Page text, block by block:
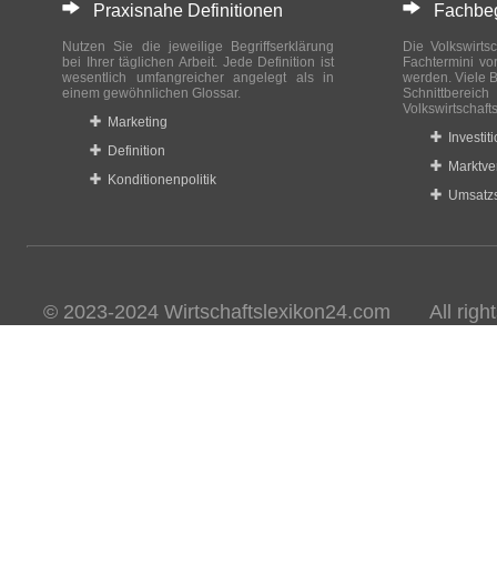
Praxisnahe Definitionen
Nutzen Sie die jeweilige Begriffserklärung
bei Ihrer täglichen Arbeit. Jede Definition ist
wesentlich umfangreicher angelegt als in
einem gewöhnlichen Glossar.
Marketing
Definition
Konditionenpolitik
Die
Fachtermini
werden. Viele
© 2023-2024 Wirtschaftslexikon24.com All